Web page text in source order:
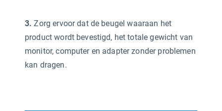
3.Zorg ervoor dat de beugel waaraan het
product wordt bevestigd, het totale gewicht van
monitor, computer en adapter zonder problemen
kan dragen.